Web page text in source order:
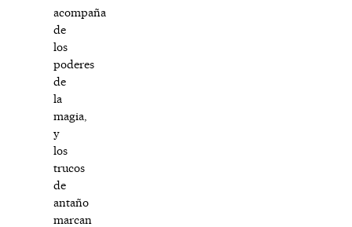
acompaña
de
los
poderes
de
la
magia,
y
los
trucos
de
antaño
marcan